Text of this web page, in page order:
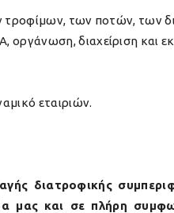
τροφίμων, των ποτών,
διαχείριση και
εταιριών.
διατροφικής
μας και σε πλήρη